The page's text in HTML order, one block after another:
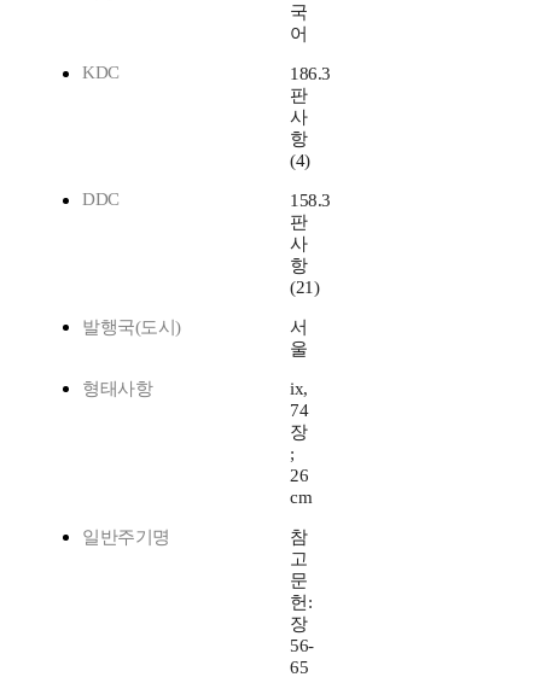
국
어
KDC
186.3
판
사
항
(4)
DDC
158.3
판
사
항
(21)
발행국(도시)
서
울
형태사항
ix,
74
장
;
26
cm
일반주기명
참
고
문
헌:
장
56-
65